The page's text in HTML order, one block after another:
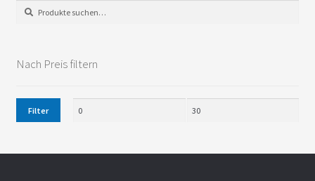
Suche
nach:
Suche
Nach Preis filtern
Filter